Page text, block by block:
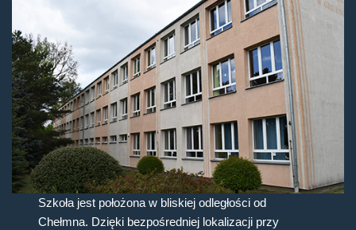
Szkoła jest położona w bliskiej odległości od
Chełmna. Dzięki bezpośredniej lokalizacji przy